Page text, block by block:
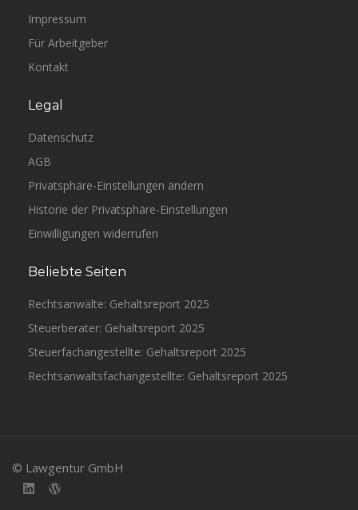
Impressum
Für Arbeitgeber
Kontakt
Legal
Datenschutz
AGB
Privatsphäre-Einstellungen ändern
Historie der Privatsphäre-Einstellungen
Einwilligungen widerrufen
Beliebte Seiten
Rechtsanwälte: Gehaltsreport 2025
Steuerberater: Gehaltsreport 2025
Steuerfachangestellte: Gehaltsreport 2025
Rechtsanwaltsfachangestellte: Gehaltsreport 2025
© Lawgentur GmbH